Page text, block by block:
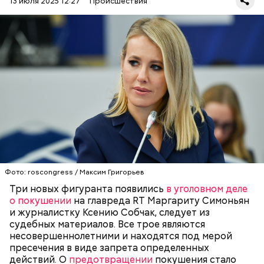
Фото: roscongress / Максим Григорьев
Три новых фигуранта появились в уголовном деле
о покушении на главреда RT Маргариту Симоньян
и журналистку Ксению Собчак, следует из
судебных материалов. Все трое являются
несовершеннолетними и находятся под мерой
пресечения в виде запрета определенных
действий. О предотвращении покушения стало
О том, что ФСБ удалось задержать участников
неонацистского движения под названием
«Параграф-88», стало известно 15 июля. Как
сообщили в надзорном ведомстве, те, кто состоял
в этом преступном синдикате, устраивали слежку
пытались выяснить их домашние адреса, чтобы в
перспективе устроить покушение.
ФСБ МАРГАРИТА СИМОНЬЯН
КСЕНИЯ СОБЧАК
— Дайте мне сигарету, и я вам все расскажу.